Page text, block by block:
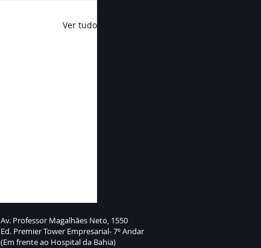
Ver tudo
Av. Professor Magalhães Neto, 1550
Ed. Premier Tower Empresarial- 7º Andar
(Em frente ao Hospital da Bahia)